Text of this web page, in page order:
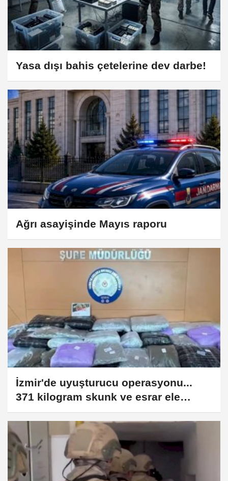
Yasa dışı bahis çetelerine dev darbe!
Ağrı asayişinde Mayıs raporu
İzmir'de uyuşturucu operasyonu...
371 kilogram skunk ve esrar ele
geçirildi